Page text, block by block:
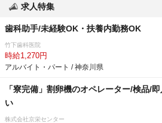
求人特集
歯科助手/未経験OK・扶養内勤務OK
竹下歯科医院
時給1,270円
アルバイト・パート / 神奈川県
「寮完備」割卵機のオペレーター/検品/
い
株式会社京栄センター